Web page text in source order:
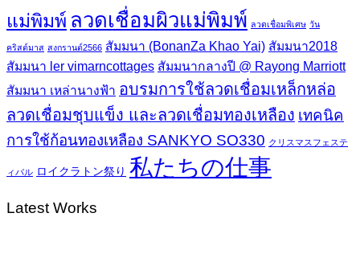
แม่พิมพ์ ลวดเชื่อมผิวแม่พิมพ์ ลวดเชื่อมพิเศษ วัน
คริสต์มาส สงกรานต์2566 สัมมนา (BonanZa Khao Yai) สัมมนา2018
สัมมนา ler vimarncottages สัมมนากลางปี @ Rayong Marriott
สัมมนา เหล่านางฟ้า อบรมการใช้ลวดเชื่อมเหล็กหล่อ
ลวดเชื่อมชุบแข็ง และลวดเชื่อมทองเหลือง เทคนิค
การใช้ก้อนทองเหลือง SANKYO SO330 クリスマスフェステ
ィバル ロイクラトン祭り 私たちの仕事
Latest Works